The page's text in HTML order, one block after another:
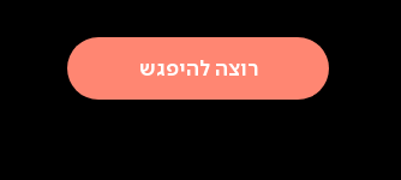
רוצה להיפגש